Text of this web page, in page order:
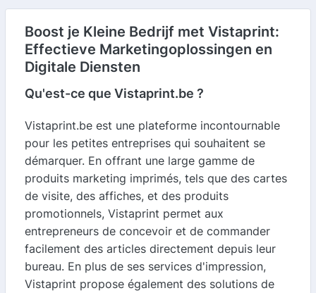
Boost je Kleine Bedrijf met Vistaprint:
Effectieve Marketingoplossingen en
Digitale Diensten
Qu'est-ce que Vistaprint.be ?
Vistaprint.be est une plateforme incontournable
pour les petites entreprises qui souhaitent se
démarquer. En offrant une large gamme de
produits marketing imprimés, tels que des cartes
de visite, des affiches, et des produits
promotionnels, Vistaprint permet aux
entrepreneurs de concevoir et de commander
facilement des articles directement depuis leur
bureau. En plus de ses services d'impression,
Vistaprint propose également des solutions de